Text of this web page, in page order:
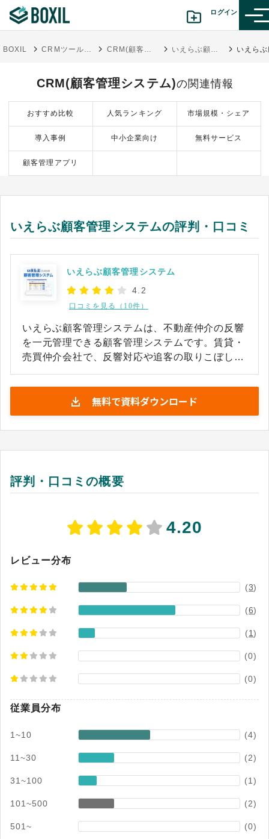
ログイン
診断から探す(β版)
記事から探す
BOXILの使い方ガイド
BOXIL CRMツール比較おすすめ17選｜人気サービス・迷わない選び方 CRM(顧客管理システム) いえらぶ顧客管理システム
CRM(顧客管理システム)の関連情報
おすすめ比較 人気ランキング 市場規模・シェア
導入事例 中小企業向け 無料サービス
顧客管理アプリ
いえらぶ顧客管理システムの評判・口コミ
いえらぶ顧客管理システム
4.2
口コミを見る（10件）
いえらぶ顧客管理システムは、不動産仲介の反響
を一元管理できる顧客管理システムです。賃貸・
売買仲介会社で、反響対応や追客の取りこぼしに
ています。複数のポータルサイトや自社ホームペ
ージから届く問い合わせを自動で取り込み、顧客
情報に加え、問い合わせのあった物件をもとに希
望条件まで登録できます。 反響直後には自動でメ
客を一覧の上部に表示します。反響の受付から追
客、来店、成約までの対応履歴を一画面で管理で
報の入力やポータルサイトへの掲載など、不動産
営業活動に組み込みやすい点も特徴です。
無料で資料ダウンロード
評判・口コミの概要
4.20
レビュー分布
(3)
(6)
(1)
(0)
(0)
従業員分布
1~10 (4)
11~30 (2)
31~100 (1)
101~500 (2)
501~ (0)